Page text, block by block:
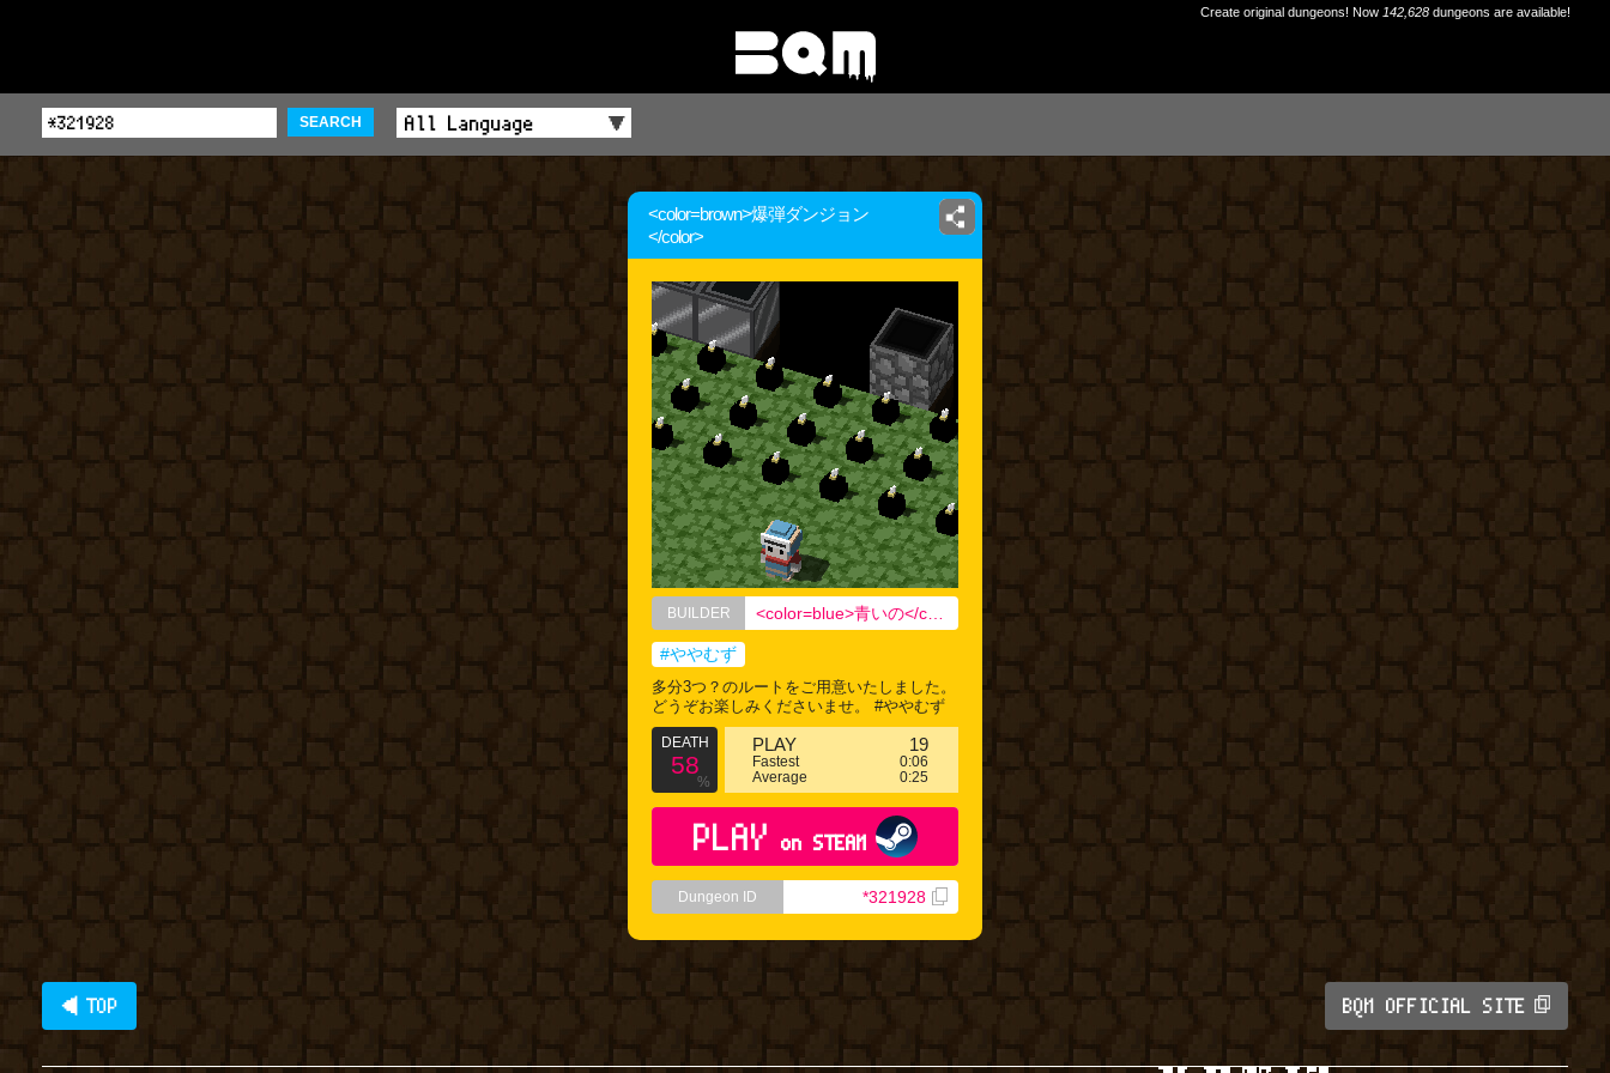
Create original dungeons! Now 142,628dungeons are available!
SEARCH
<color=brown>爆弾ダンジョン
</color>
BUILDER
#ややむず
多分3つ？のルートをご用意いたしました。
どうぞお楽しみくださいませ。 #ややむず
DEATH
58
%
PLAY 19
Fastest
0:06
Average
0:25
PLAY on STEAM
Dungeon ID *321928
◀ TOP BQM OFFICIAL SITE